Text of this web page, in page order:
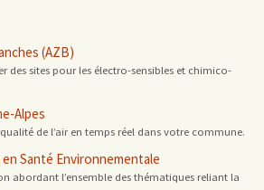
(AZB)
des sites pour les électro-sensibles et chimico-
Alpes
qualité de l’air en temps réel dans votre commune.
Santé Environnementale
abordant l’ensemble des thématiques reliant la